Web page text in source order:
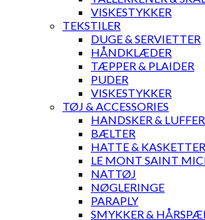
VISKESTYKKER
TEKSTILER
DUGE & SERVIETTER
HÅNDKLÆDER
TÆPPER & PLAIDER
PUDER
VISKESTYKKER
TØJ & ACCESSORIES
HANDSKER & LUFFER
BÆLTER
HATTE & KASKETTER
LE MONT SAINT
NATTØJ
NØGLERINGE
PARAPLY
SMYKKER &